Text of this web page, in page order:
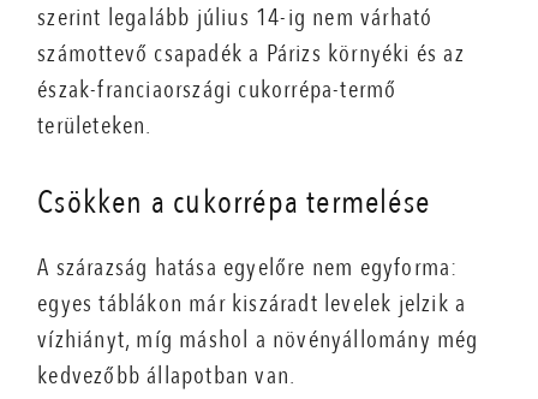
szerint legalább július 14-ig nem várható
számottevő csapadék a Párizs környéki és az
észak-franciaországi cukorrépa-termő
területeken.
Csökken a cukorrépa termelése
A szárazság hatása egyelőre nem egyforma:
egyes táblákon már kiszáradt levelek jelzik a
vízhiányt, míg máshol a növényállomány még
kedvezőbb állapotban van.